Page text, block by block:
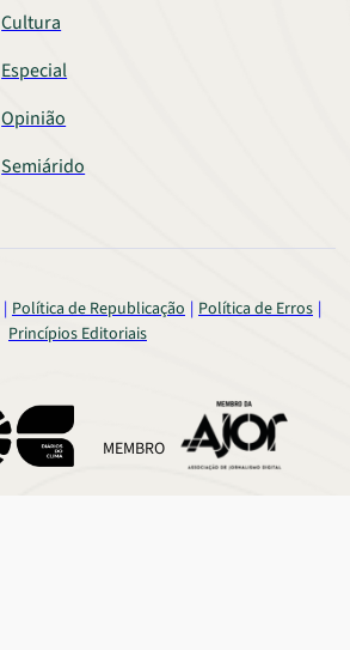
Cultura
Especial
Opinião
Semiárido
Política de Republicação Política de Erros
Princípios Editoriais
MEMBRO